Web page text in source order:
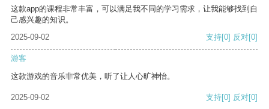
这款app的课程非常丰富，可以满足我不同的学习需求，让我能够找到自
己感兴趣的知识。
2025-09-02
支持[0] 反对[0]
游客
这款游戏的音乐非常优美，听了让人心旷神怡。
2025-09-02 支持[0] 反对[0]